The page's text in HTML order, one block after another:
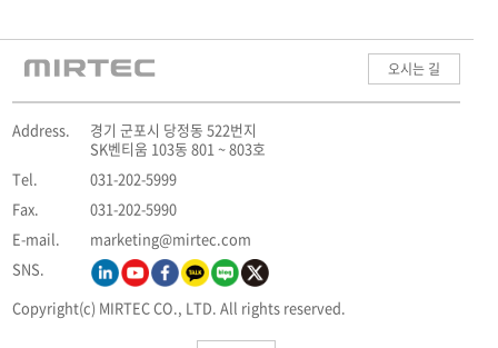
오시는 길
Address.
경기 군포시 당정동 522번지
SK벤티움 103동 801 ~ 803호
Tel.
031-202-5999
Fax.
031-202-5990
E-mail.
marketing@mirtec.com
SNS.
Copyright(c) MIRTEC CO., LTD. All rights reserved.